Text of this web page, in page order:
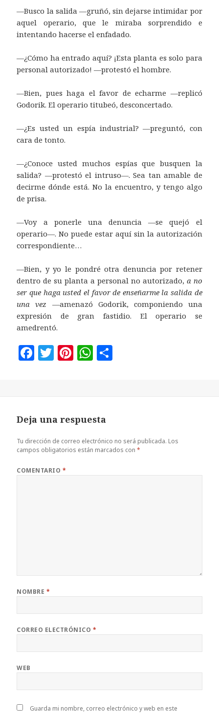
—Busco la salida —gruñó, sin dejarse intimidar por
aquel operario, que le miraba sorprendido e
intentando hacerse el enfadado.
—¿Cómo ha entrado aquí? ¡Esta planta es solo para
personal autorizado! —protestó el hombre.
—Bien, pues haga el favor de echarme —replicó
Godorik. El operario titubeó, desconcertado.
—¿Es usted un espía industrial? —preguntó, con
cara de tonto.
—¿Conoce usted muchos espías que busquen la
salida? —protestó el intruso—. Sea tan amable de
decirme dónde está. No la encuentro, y tengo algo
de prisa.
—Voy a ponerle una denuncia —se quejó el
operario—. No puede estar aquí sin la autorización
correspondiente…
—Bien, y yo le pondré otra denuncia por retener
dentro de su planta a personal no autorizado, a no
ser que haga usted el favor de enseñarme la salida de
una vez —amenazó Godorik, componiendo una
expresión de gran fastidio. El operario se
amedrentó.
F
b
o
T
r
Pi
es
t
W
A
p ir
Deja una respuesta
Tu dirección de correo electrónico no será publicada. Los
campos obligatorios están marcados con*
COMENTARIO *
NOMBRE *
CORREO ELECTRÓNICO *
WEB
Guarda mi nombre, correo electrónico y web en este